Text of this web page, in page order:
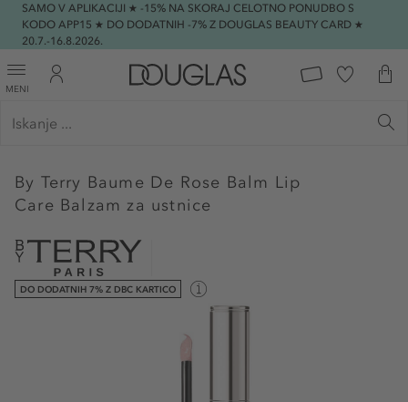
SAMO V APLIKACIJI ★ -15% NA SKORAJ CELOTNO PONUDBO S
KODO APP15 ★ DO DODATNIH -7% Z DOUGLAS BEAUTY CARD ★
20.7.-16.8.2026.
MENI
By Terry Baume De Rose Balm Lip
Care Balzam za ustnice
DO DODATNIH 7% Z DBC KARTICO